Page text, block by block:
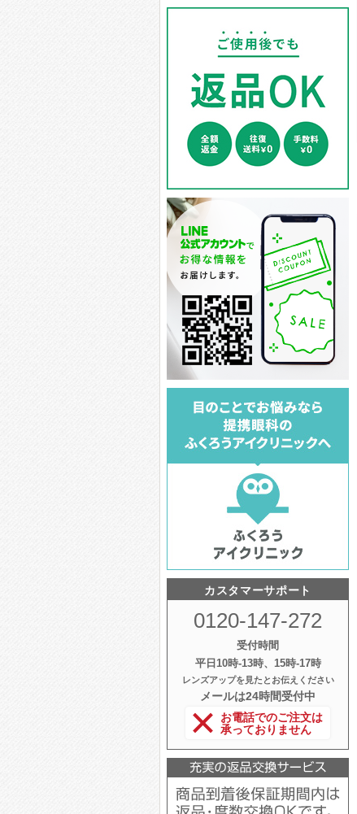
カスタマーサポート
0120-147-272
受付時間
平日10時‐13時、15時‐17時
レンズアップを見たとお伝えください
メールは24時間受付中
お電話でのご注文は
承っておりません